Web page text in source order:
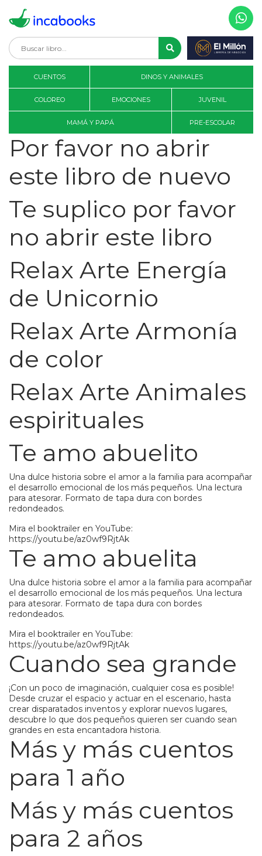
CUENTOS DINOS Y ANIMALES
COLOREO EMOCIONES JUVENIL
MAMÁ Y PAPÁ PRE-ESCOLAR
Por favor no abrir
este libro de nuevo
Te suplico por favor
no abrir este libro
Relax Arte Energía
de Unicornio
Relax Arte Armonía
de color
Relax Arte Animales
espirituales
Te amo abuelito
Una dulce historia sobre el amor a la familia para acompañar
el desarrollo emocional de los más pequeños. Una lectura
para atesorar. Formato de tapa dura con bordes
redondeados.
Mira el booktrailer en YouTube:
https://youtu.be/az0wf9RjtAk
Te amo abuelita
Una dulce historia sobre el amor a la familia para acompañar
el desarrollo emocional de los más pequeños. Una lectura
para atesorar. Formato de tapa dura con bordes
redondeados.
Mira el booktrailer en YouTube:
https://youtu.be/az0wf9RjtAk
Cuando sea grande
¡Con un poco de imaginación, cualquier cosa es posible!
Desde cruzar el espacio y actuar en el escenario, hasta
crear disparatados inventos y explorar nuevos lugares,
descubre lo que dos pequeños quieren ser cuando sean
grandes en esta encantadora historia.
Más y más cuentos
para 1 año
Más y más cuentos
para 2 años